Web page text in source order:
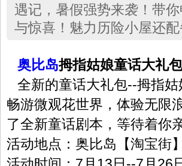
遇记，暑假强势来袭！带
与惊喜！魅力历险小屋还
奥比岛拇指姑娘童话大礼包
全新的童话大礼包--拇指
畅游微观花世界，体验无限
了全新童话剧本，等待着你
活动地点：奥比岛【淘宝街】